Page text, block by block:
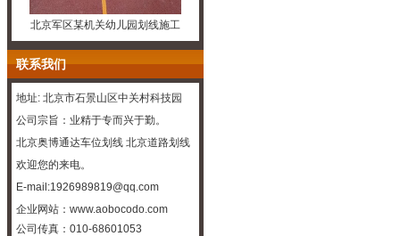
北京军区某机关幼儿园划线施工
联系我们
地址: 北京市石景山区中关村科技园
公司宗旨：业精于专而兴于勤。
北京奥博通达车位划线 北京道路划线
欢迎您的来电。
E-mail:1926989819@qq.com
企业 网站： www.aobocodo.com
公司传真：010-68601053